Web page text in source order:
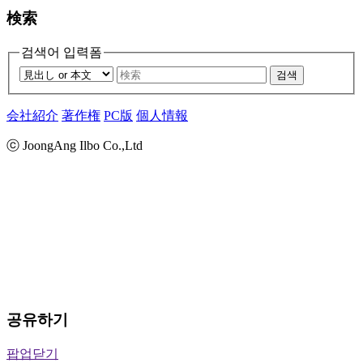
検索
검색어 입력폼
검색
会社紹介 著作権 PC版 個人情報
ⓒ JoongAng Ilbo Co.,Ltd
공유하기
팝업닫기